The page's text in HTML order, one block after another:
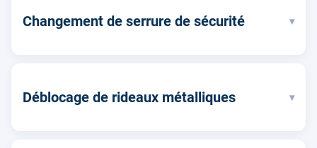
Changement de serrure de sécurité ▾
Déblocage de rideaux métalliques ▾